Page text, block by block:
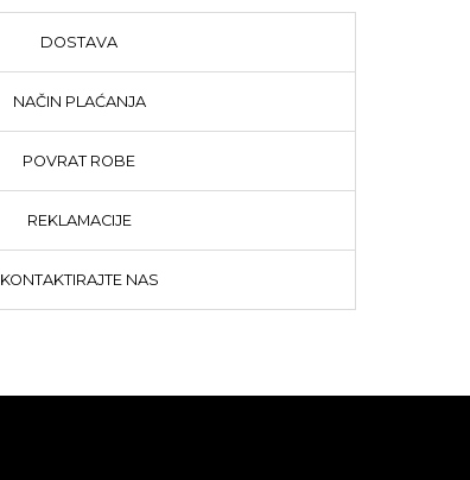
DOSTAVA
NAČIN PLAĆANJA
POVRAT ROBE
REKLAMACIJE
KONTAKTIRAJTE NAS